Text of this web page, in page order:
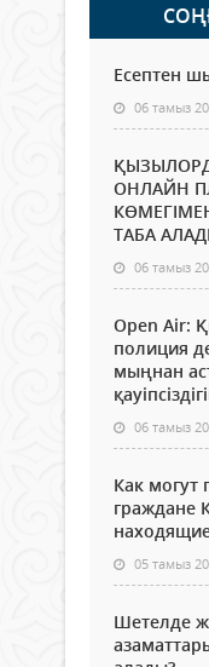
Есептен
06 тамыз
ОНЛАЙН
ТАБА
06 тамыз
Open Air:
полиция
мыңнан
06 тамыз
Как могут
граждане
05 тамыз
Шетелде